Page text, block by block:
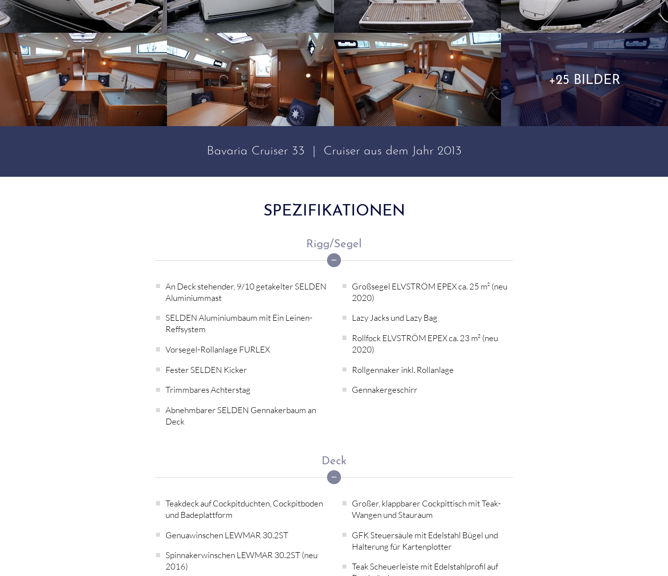
+25 BILDER
Bavaria Cruiser 33 | Cruiser aus dem Jahr 2013
SPEZIFIKATIONEN
Rigg/Segel
An Deck stehender, 9/10 getakelter SELDEN
Aluminiummast
SELDEN Aluminiumbaum mit Ein Leinen-
Reffsystem
Vorsegel-Rollanlage FURLEX
Fester SELDEN Kicker
Trimmbares Achterstag
Abnehmbarer SELDEN Gennakerbaum an
Deck
Großsegel ELVSTRÖM EPEX ca. 25 m² (neu
2020)
Lazy Jacks und Lazy Bag
Rollfock ELVSTRÖM EPEX ca. 23 m² (neu
2020)
Rollgennaker inkl. Rollanlage
Gennakergeschirr
Deck
Teakdeck auf Cockpitduchten, Cockpitboden
und Badeplattform
Genuawinschen LEWMAR 30.2ST
Spinnakerwinschen LEWMAR 30.2ST (neu
2016)
Großer, klappbarer Cockpittisch mit Teak-
Wangen und Stauraum
GFK Steuersäule mit Edelstahl Bügel und
Halterung für Kartenplotter
Teak Scheuerleiste mit Edelstahlprofil auf